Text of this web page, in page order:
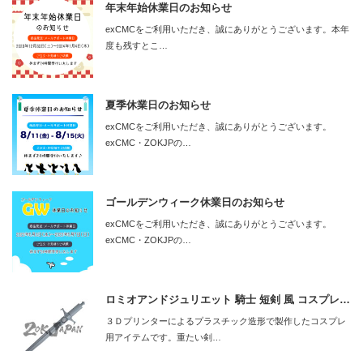
年末年始休業日のお知らせ
exCMCをご利用いただき、誠にありがとうございます。本年
度も残すとこ…
夏季休業日のお知らせ
exCMCをご利用いただき、誠にありがとうございます。
exCMC・ZOKJPの…
ゴールデンウィーク休業日のお知らせ
exCMCをご利用いただき、誠にありがとうございます。
exCMC・ZOKJPの…
ロミオアンドジュリエット 騎士 短剣 風 コスプレ…
３Ｄプリンターによるプラスチック造形で製作したコスプレ
用アイテムです。重たい剣…